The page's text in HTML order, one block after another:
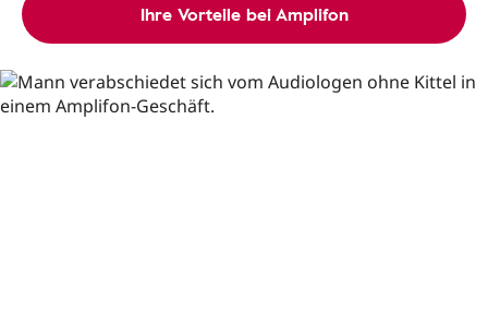
Ihre Vorteile bei Amplifon